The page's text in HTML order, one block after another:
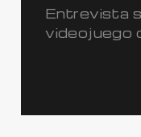
Entrevista
videojuego